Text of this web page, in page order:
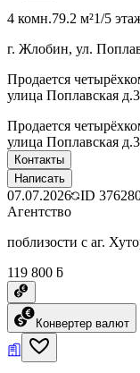
4 комн.79.2 м²1/5
г. Жлобин, ул.
Продается
улица Поплавская
Продается
улица Поплавская
Контакты
Написать
07.07.2026 ID
Агентство
поблизости с аг.
119 800 ƃ
Конвертер валют